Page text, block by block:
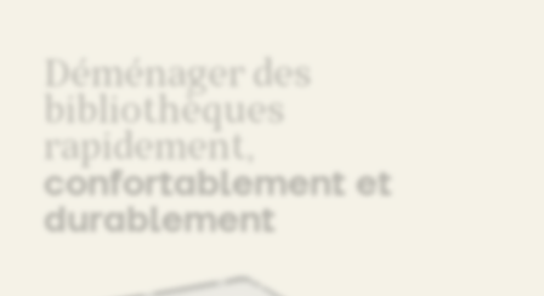
Déménager des
bibliothèques
rapidement,
confortablement et
durablement